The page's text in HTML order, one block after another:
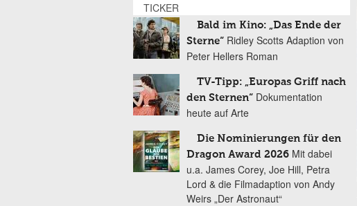
TICKER
Bald im Kino: „Das Ende der
Sterne“ Ridley Scotts Adaption von
Peter Hellers Roman
TV-Tipp: „Europas Griff nach
den Sternen“ Dokumentation
heute auf Arte
Die Nominierungen für den
Dragon Award 2026 Mit dabei
u.a. James Corey, Joe Hill, Petra
Lord & die Filmadaption von Andy
Weirs „Der Astronaut“